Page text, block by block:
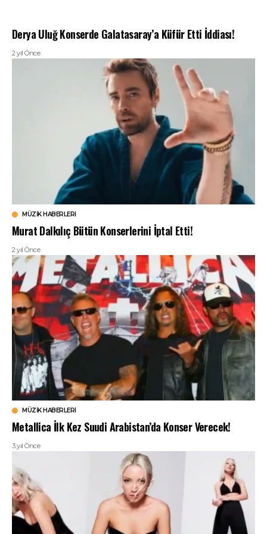
Derya Uluğ Konserde Galatasaray’a Küfür Etti İddiası!
2 yıl Önce
MÜZIK HABERLERI
Murat Dalkılıç Bütün Konserlerini İptal Etti!
2 yıl Önce
MÜZIK HABERLERI
Metallica İlk Kez Suudi Arabistan’da Konser Verecek!
3 yıl Önce